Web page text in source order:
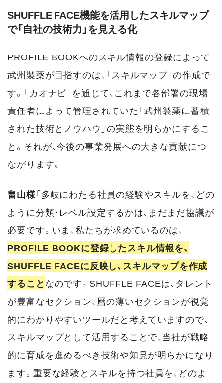
SHUFFLE FACE機能を活用したスキルマップ
で「自社の技術力」を見える化
PROFILE BOOKへのスキル情報の登録によって
武州製薬が目指すのは、「スキルマップ」の作成で
す。「カオナビ」を通じて、これまで各部署の現場
責任者によって管理されていた「武州製薬に蓄積
された技術とノウハウ」の実態を明らかにするこ
と。それが、今後の事業発展への大きな貢献につ
ながります。
畠山様「多岐にわたる社員の経験やスキルを、どの
ように分類・レベル設定するかは、まだまだ協議が
必要です。いま、私たちが求めているのは、
PROFILE BOOKに登録したスキル情報を、
SHUFFLE FACEに反映し、スキルマップを作成
することなのです。SHUFFLE FACEは、タレント
が豊富なセクション、層の薄いセクションが視覚
的にわかりやすいツールだと考えていますので、
スキルマップとして活用することで、当社が戦略
的に育成を進めるべき技術や知見が明らかになり
ます。重要な経験とスキルを持つ社員を、どのよ